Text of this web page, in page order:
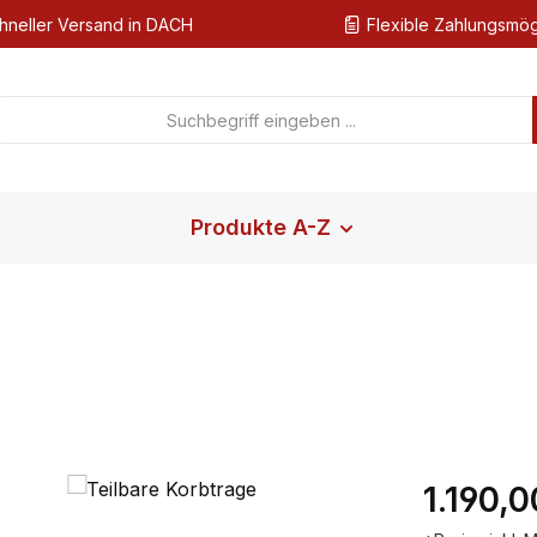
Versand in DACH Flexible
Produkte A-Z
Regulärer